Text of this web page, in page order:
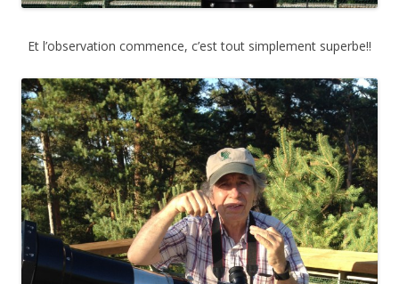
Et l’observation commence, c’est tout simplement superbe!!